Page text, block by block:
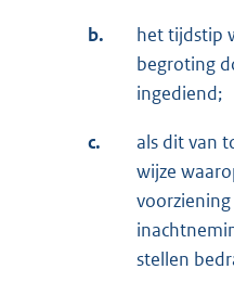
b.
het tijdstip
begroting
ingediend;
c.
als dit van
wijze
stellen